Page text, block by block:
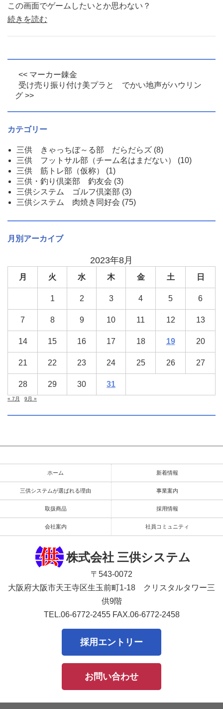
この画面でゲームしたいとか思わない？
続きを読む
<< マーカー錬金
受け売り振り付け美プラと でかい地声がハウリン
グ >>
カテゴリー
三供 きゃっちぼ～る部 だらだらズ(8)
三供 フットサル部（チーム名はまだない）
(10)
三供 筋トレ部（仮称）
(1)
三供・釣り倶楽部 釣友会 (3)
三供システム ゴルフ倶楽部 (3)
三供システム 肉焼き同好会 (75)
月別アーカイブ
2023年8月
月 火 水 木 金 土 日
1 2 3 4 5 6
7 8 9 10 11 12 13
14 15 16 17 18 19 20
21 22 23 24 25 26 27
28 29 30 31
« 7月 9月 »
ホーム 新着情報
三供システムが選ばれる理由 事業案内
取扱商品 採用情報
会社案内 社員コミュニティ
株式会社 三供システム
〒543-0072
大阪府大阪市天王寺区生玉前町1-18 クリスタルタワー三
供9階
TEL.06-6772-2455FAX.06-6772-2458
採用エントリー
お問い合わせ